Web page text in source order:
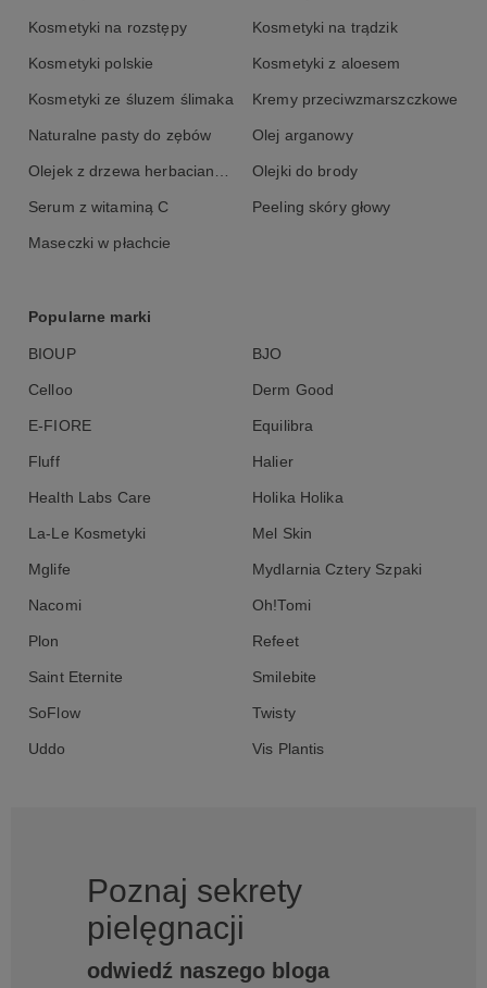
Kosmetyki na rozstępy Kosmetyki na trądzik
Kosmetyki polskie Kosmetyki z aloesem
Kosmetyki ze śluzem ślimaka Kremy przeciwzmarszczkowe
Naturalne pasty do zębów Olej arganowy
Olejek z drzewa herbacianego Olejki do brody
Serum z witaminą C Peeling skóry głowy
Maseczki w płachcie
Popularne marki
BIOUP BJO
Celloo Derm Good
E-FIORE Equilibra
Fluff Halier
Health Labs Care Holika Holika
La-Le Kosmetyki Mel Skin
Mglife Mydlarnia Cztery Szpaki
Nacomi Oh!Tomi
Plon Refeet
Saint Eternite Smilebite
SoFlow Twisty
Uddo Vis Plantis
Poznaj sekrety
pielęgnacji
odwiedź naszego bloga